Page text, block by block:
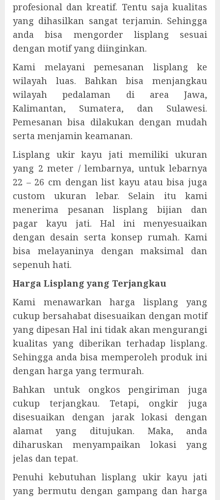
profesional dan kreatif. Tentu saja kualitas
yang dihasilkan sangat terjamin. Sehingga
anda bisa mengorder lisplang sesuai
dengan motif yang diinginkan.
Kami melayani pemesanan lisplang ke
wilayah luas. Bahkan bisa menjangkau
wilayah pedalaman di area Jawa,
Kalimantan, Sumatera, dan Sulawesi.
Pemesanan bisa dilakukan dengan mudah
serta menjamin keamanan.
Lisplang ukir kayu jati memiliki ukuran
yang 2 meter / lembarnya, untuk lebarnya
22 – 26 cm dengan list kayu atau bisa juga
custom ukuran lebar. Selain itu kami
menerima pesanan lisplang bijian dan
pagar kayu jati. Hal ini menyesuaikan
dengan desain serta konsep rumah. Kami
bisa melayaninya dengan maksimal dan
sepenuh hati.
Harga Lisplang yang Terjangkau
Kami menawarkan harga lisplang yang
cukup bersahabat disesuaikan dengan motif
yang dipesan Hal ini tidak akan mengurangi
kualitas yang diberikan terhadap lisplang.
Sehingga anda bisa memperoleh produk ini
dengan harga yang termurah.
Bahkan untuk ongkos pengiriman juga
cukup terjangkau. Tetapi, ongkir juga
disesuaikan dengan jarak lokasi dengan
alamat yang ditujukan. Maka, anda
diharuskan menyampaikan lokasi yang
jelas dan tepat.
Penuhi kebutuhan lisplang ukir kayu jati
yang bermutu dengan gampang dan harga